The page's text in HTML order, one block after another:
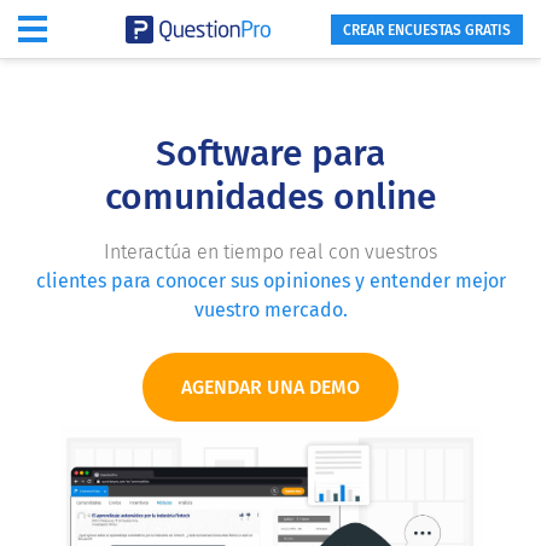
CREAR ENCUESTAS GRATIS
Software para
comunidades online
Interactúa en tiempo real con vuestros
clientes para conocer sus opiniones y entender mejor
vuestro mercado.
AGENDAR UNA DEMO